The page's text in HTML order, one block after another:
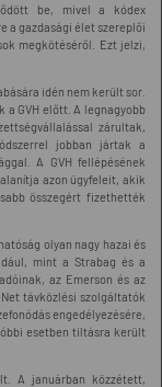
be, mivel a kódex
a gazdasági élet szereplői
megkötéséről. Ezt jelzi,
idén nem került sor.
a GVH előtt. A legnagyobb
zárultak,
jobban jártak a
A GVH fellépésének
azon ügyfeleit, akik
összegért fizethették
olyan nagy hazai és
mint a Strabag és a
az Emerson és az
távközlési szolgáltatók
engedélyezésére,
esetben tiltásra került
A januárban közzétett,